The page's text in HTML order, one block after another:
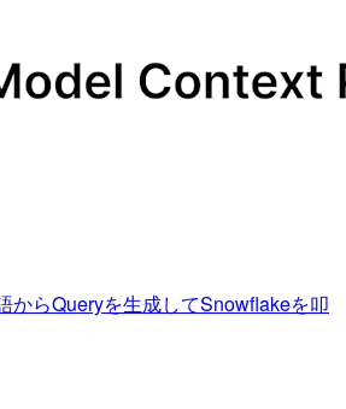
からQueryを生成してSnowflakeを叩